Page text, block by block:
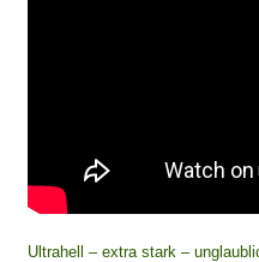
Ultrahell – extra stark –